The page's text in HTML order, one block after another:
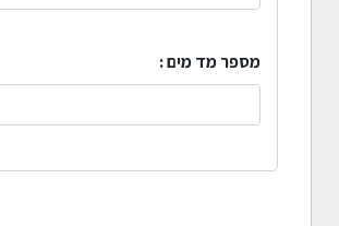
מספר מד מים :